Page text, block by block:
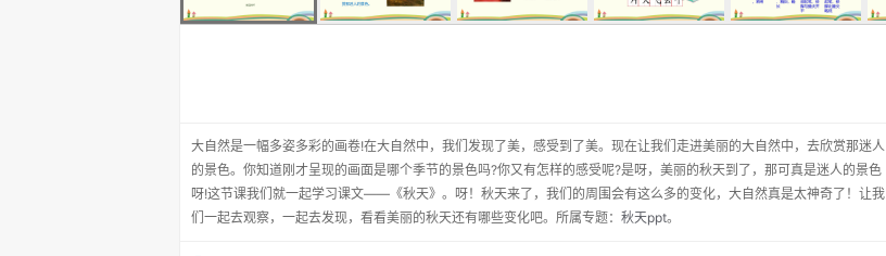
大自然是一幅多姿多彩的画卷!在大自然中，我们发现了美，感受到了美。现在让我们走进美丽的大自然中，去欣赏那迷人
的景色。你知道刚才呈现的画面是哪个季节的景色吗?你又有怎样的感受呢?是呀，美丽的秋天到了，那可真是迷人的景色
呀!这节课我们就一起学习课文——《秋天》。呀！秋天来了，我们的周围会有这么多的变化，大自然真是太神奇了！让我
们一起去观察，一起去发现，看看美丽的秋天还有哪些变化吧。所属专题： 秋天ppt。